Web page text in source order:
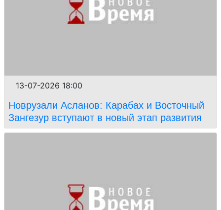
13-07-2026 18:00
Новрузали Асланов: Карабах и Восточный
Зангезур вступают в новый этап развития